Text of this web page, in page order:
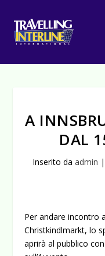
A
DAL
Inserito da admin |
Per andare incontro
Christkindlmarkt, lo
aprirà al pubblico